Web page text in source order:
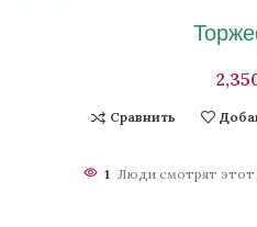
Сравнить
1 Люди смотрят этот